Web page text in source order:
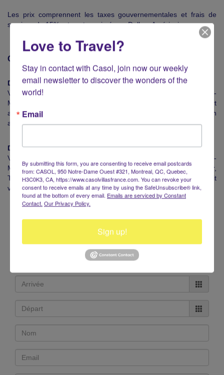
Les prix comprennent les taxes gouvernementales et frais de
services de 15%, et sont exprimés en Dollars Américains.
Comment se rendre à St-Barth?
Des Amériques
Volez en privé avec VistaJet de votre aéroport local vers St-
Maarten (SXM), Puerto Rico (SJU) ou Antigua, puis un transfert
avec Winair, Tradewind Aviation ou St-Barth Commuter sur un
avion plus petit vers St-Barth!
De l'Europe
Volez en privé avec VistaJet de votre aéroport local vers St-
Maarten (SXM) ou Antigua (ANU), puis un transfert avec Winair,
Tradewind Aviation ou St-Barth Commuter sur un avion plus petit
vers St-Barth!
RÉSERVATIONS +1.514.947.6153
info@casolvillasfrance.com
Love to Travel?
Stay in contact with Casol, join now our weekly
email newsletter to discover the wonders of the
world!
Email
By submitting this form, you are consenting to receive email postcards
from: CASOL, 950 Notre-Dame Ouest #321, Montreal, QC, Quebec,
H3C0K3, CA, https://www.casolvillasfrance.com. You can revoke your
consent to receive emails at any time by using the SafeUnsubscribe® link,
found at the bottom of every email. Emails are serviced by Constant
Contact. Our Privacy Policy.
Sign up!